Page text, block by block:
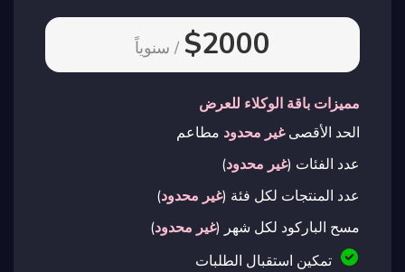
$2000 / سنوياً
مميزات باقة الوكلاء للعرض
الحد الأقصىغير محدود مطاعم
عدد الفئات (غير محدود)
عدد المنتجات لكل فئة (غير محدود)
مسح الباركود لكل شهر (غير محدود)
تمكين استقبال الطلبات